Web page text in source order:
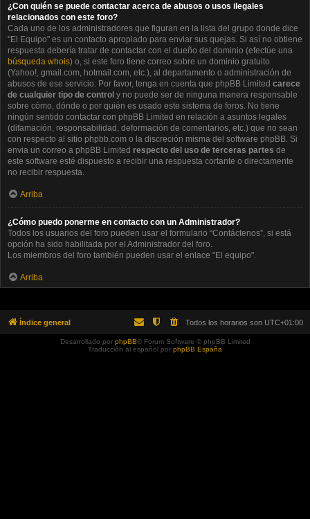
¿Con quién se puede contactar acerca de abusos o usos ilegales
relacionados con este foro?
Cada uno de los administradores que figuran en la lista del grupo donde dice
"El Equipo" es un contacto apropiado para enviar sus quejas. Si así no obtiene
respuesta debería tratar de contactar con el dueño del dominio (efectúe una
búsqueda whois) o, si este foro tiene correo sobre un dominio gratuito
(Yahoo!, gmail.com, hotmail.com, etc.), al departamento o administración de
abusos de ese servicio. Por favor, tenga en cuenta que phpBB Limited carece
de cualquier tipo de control y no puede ser de ninguna manera responsable
sobre cómo, dónde o por quién es usado este sistema de foros. No tiene
ningún sentido contactar con phpBB Limited en relación a asuntos legales
(difamación, responsabilidad, deformación de comentarios, etc.) que no sean
con respecto al sitio phpbb.com o la discreción misma del software phpBB. Si
envia un correo a phpBB Limited respecto del uso de terceras partes de
este software esté dispuesto a recibir una respuesta cortante o directamente
no recibir respuesta.
Arriba
¿Cómo puedo ponerme en contacto con un Administrador?
Todos los usuarios del foro pueden usar el formulario “Contáctenos”, si está
opción ha sido habilitada por el Administrador del foro.
Los miembros del foro también pueden usar el enlace "El equipo".
Arriba
Índice general Todos los horarios son UTC+01:00
Desarrollado por phpBB® Forum Software © phpBB Limited
Traducción al español por phpBB España